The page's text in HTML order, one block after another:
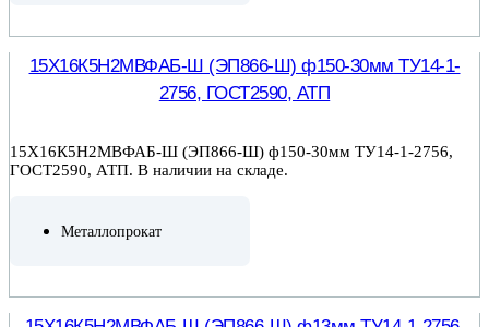
15Х16К5Н2МВФАБ-Ш (ЭП866-Ш) ф150-30мм ТУ14-1-
2756, ГОСТ2590, АТП
15Х16К5Н2МВФАБ-Ш (ЭП866-Ш) ф150-30мм ТУ14-1-2756,
ГОСТ2590, АТП. В наличии на складе.
Металлопрокат